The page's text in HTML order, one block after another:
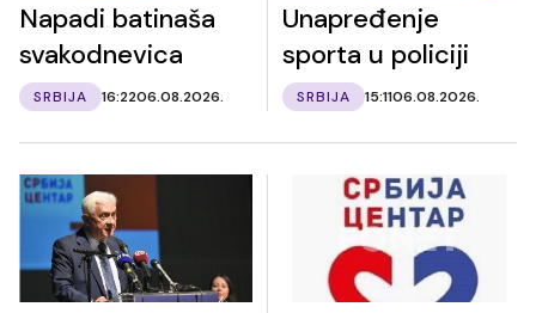
Napadi batinaša
svakodnevica
SRBIJA 16:2206.08.2026.
Unapređenje
sporta u policiji
SRBIJA 15:1106.08.2026.